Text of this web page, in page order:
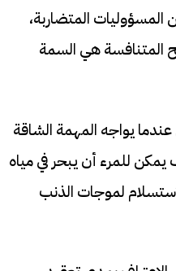
المسؤوليات المتضاربة،
المتنافسة هي السمة
يواجه المهمة الشاقة
للمرء أن يبحر في مياه
لموجات الذنب